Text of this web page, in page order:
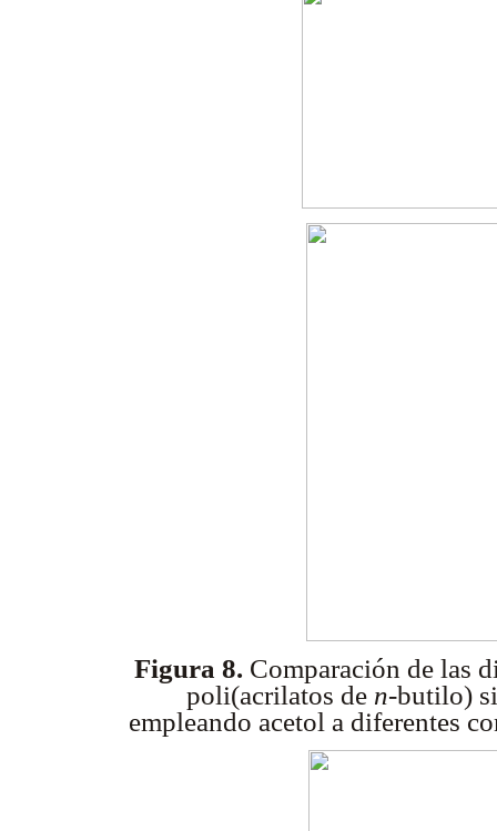
Figura 8. Comparación de las
poli(acrilatos de n-butilo)
empleando acetol a diferentes